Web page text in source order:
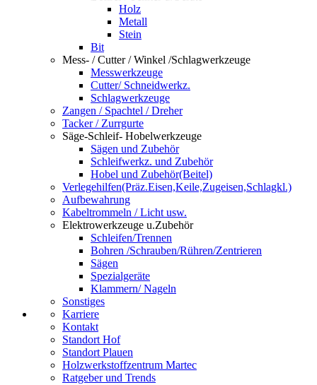
Holz
Metall
Stein
Bit
Mess- / Cutter / Winkel /Schlagwerkzeuge
Messwerkzeuge
Cutter/ Schneidwerkz.
Schlagwerkzeuge
Zangen / Spachtel / Dreher
Tacker / Zurrgurte
Säge-Schleif- Hobelwerkzeuge
Sägen und Zubehör
Schleifwerkz. und Zubehör
Hobel und Zubehör(Beitel)
Verlegehilfen(Präz.Eisen,Keile,Zugeisen,Schlagkl.)
Aufbewahrung
Kabeltrommeln / Licht usw.
Elektrowerkzeuge u.Zubehör
Schleifen/Trennen
Bohren /Schrauben/Rühren/Zentrieren
Sägen
Spezialgeräte
Klammern/ Nageln
Sonstiges
Karriere
Kontakt
Standort Hof
Standort Plauen
Holzwerkstoffzentrum Martec
Ratgeber und Trends